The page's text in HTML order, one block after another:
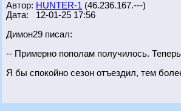
Автор: HUNTER-1 (46.236.167.---)
Дата: 12-01-25 17:56
Димон29 писал:
-- Примерно пополам получилось.
Я бы спокойно сезон отъездил, тем